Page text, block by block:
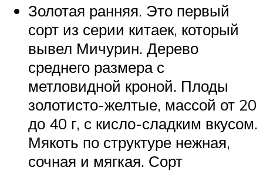
Золотая ранняя. Это первый
сорт из серии китаек, который
вывел Мичурин. Дерево
среднего размера с
метловидной кроной. Плоды
золотисто-желтые, массой от 20
до 40 г, с кисло-сладким вкусом.
Мякоть по структуре нежная,
сочная и мягкая. Сорт